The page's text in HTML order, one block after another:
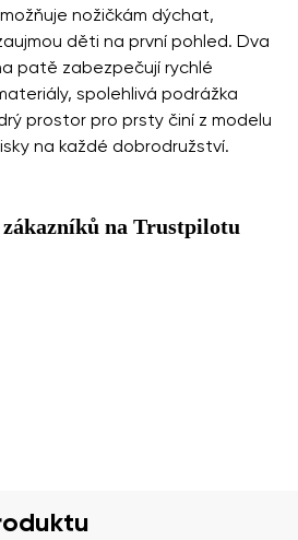
nožičkám dýchat,
děti na první pohled. Dva
patě zabezpečují rychlé
spolehlivá podrážka
prostor pro prsty činí z modelu
na každé dobrodružství.
na Trustpilotu